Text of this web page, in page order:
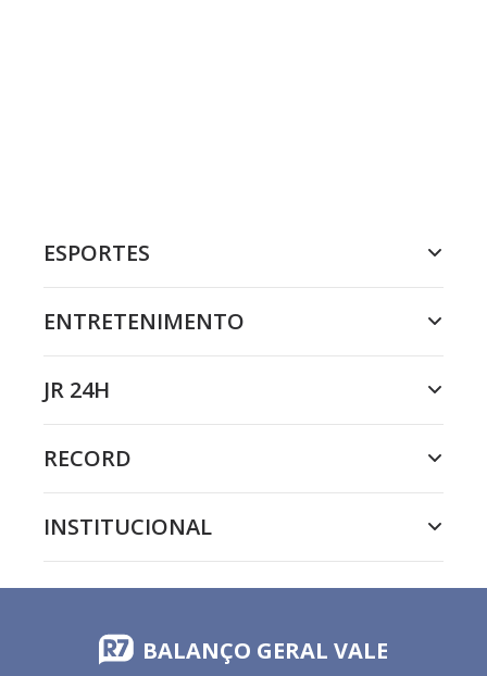
ESPORTES
ENTRETENIMENTO
JR 24H
RECORD
INSTITUCIONAL
BALANÇO GERAL VALE